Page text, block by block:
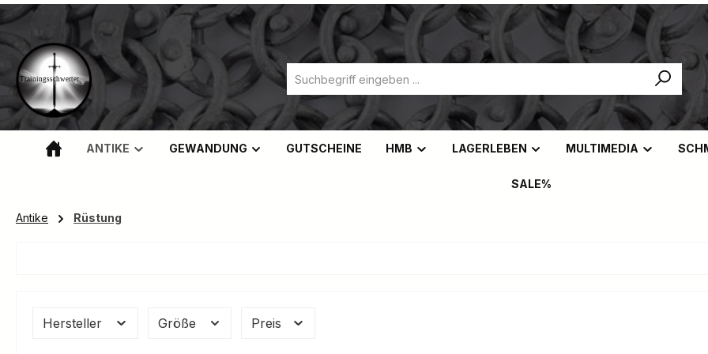
Hauptinhalt springen
Zur Suche springen
Zur Hauptnavigation springen
ANTIKE GEWANDUNG GUTSCHEINE HMB LAGERLEBEN MULTIMEDIA
SALE%
Antike Rüstung
Hersteller Größe Preis